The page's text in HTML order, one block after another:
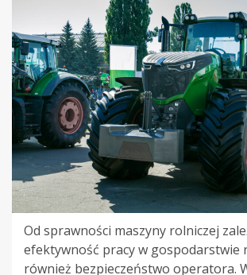
Od sprawności maszyny rolniczej
efektywność pracy w gospodarstwie
również bezpieczeństwo operatora.